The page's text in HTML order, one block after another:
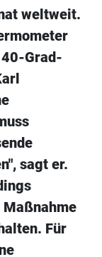
weltweit.
Grad-
sagt er.
Für